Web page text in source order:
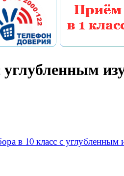
в 10 класс с углубленным